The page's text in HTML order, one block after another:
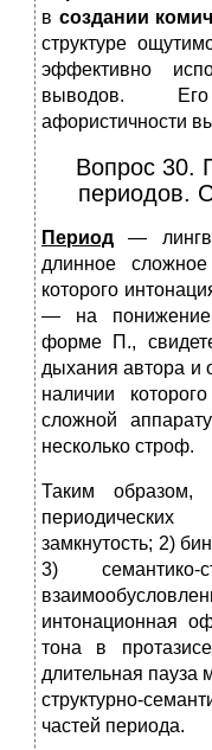
в создании
структуре
эффективно
выводов. Его
афористичности
Вопрос 30.
периодов.
Период —
длинное
которого
— на понижение.
форме П.,
дыхания автора и
наличии
сложной
несколько строф.
Таким образом,
замкнутость; 2)
3) семантико-
интонационная
тона в
длительная пауза
структурно-
частей периода.